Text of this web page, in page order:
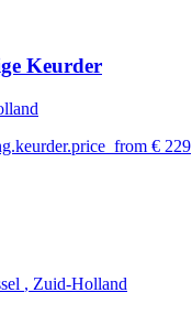
Keurder
€ 229
, Zuid-Holland